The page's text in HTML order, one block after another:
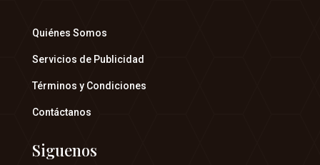
Quiénes Somos
Servicios de Publicidad
Términos y Condiciones
Contáctanos
Siguenos